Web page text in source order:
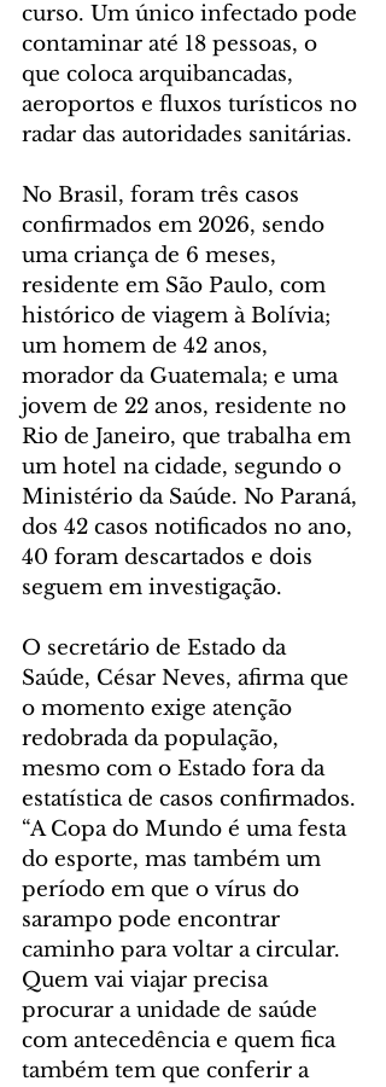
curso. Um único infectado pode
contaminar até 18 pessoas, o
que coloca arquibancadas,
aeroportos e fluxos turísticos no
radar das autoridades sanitárias.
No Brasil, foram três casos
confirmados em 2026, sendo
uma criança de 6 meses,
residente em São Paulo, com
histórico de viagem à Bolívia;
um homem de 42 anos,
morador da Guatemala; e uma
jovem de 22 anos, residente no
Rio de Janeiro, que trabalha em
um hotel na cidade, segundo o
Ministério da Saúde. No Paraná,
dos 42 casos notificados no ano,
40 foram descartados e dois
seguem em investigação.
O secretário de Estado da
Saúde, César Neves, afirma que
o momento exige atenção
redobrada da população,
mesmo com o Estado fora da
estatística de casos confirmados.
“A Copa do Mundo é uma festa
do esporte, mas também um
período em que o vírus do
sarampo pode encontrar
caminho para voltar a circular.
Quem vai viajar precisa
procurar a unidade de saúde
com antecedência e quem fica
também tem que conferir a